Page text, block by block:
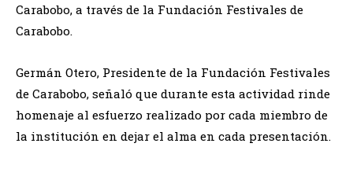
Carabobo, a través de la Fundación Festivales de
Carabobo.
Germán Otero, Presidente de la Fundación Festivales
de Carabobo, señaló que durante esta actividad rinde
homenaje al esfuerzo realizado por cada miembro de
la institución en dejar el alma en cada presentación.